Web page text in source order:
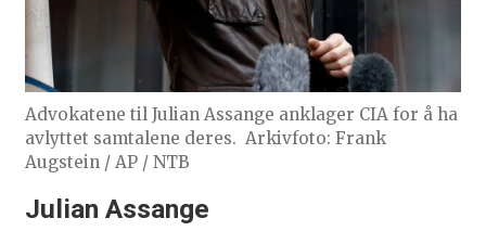
Advokatene til Julian Assange anklager CIA for å ha
avlyttet samtalene deres. Arkivfoto: Frank
Augstein / AP / NTB
Julian Assange